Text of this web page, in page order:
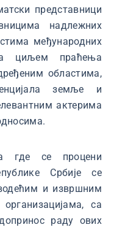
представници
надлежних
међународних
циљем праћења
областима,
земље и
актерима
где се процени
Србије се
и извршним
са
раду ових